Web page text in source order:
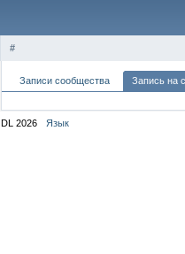
#
Записи сообщества Запись на
DL 2026 Язык